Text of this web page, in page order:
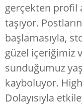
gerçekten profil
taşıyor.
başlamasıyla,
güzel içeriğimiz
sunduğumuz
kayboluyor.
Dolayısıyla